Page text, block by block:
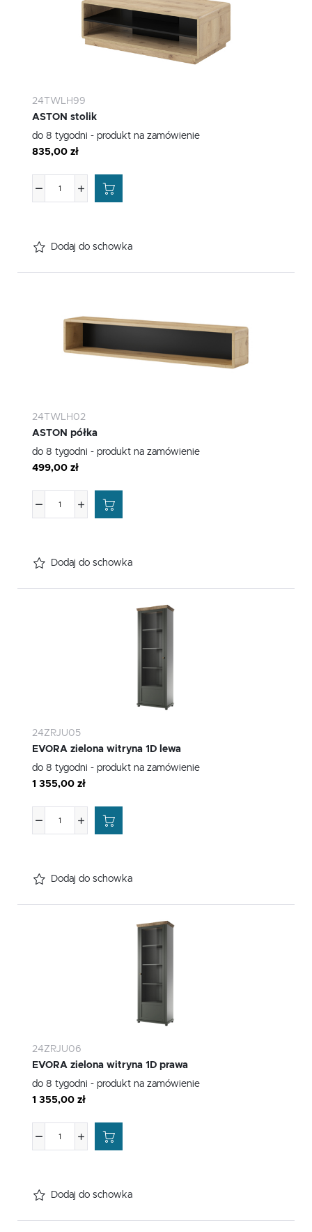
24TWLH99
ASTON stolik
do 8 tygodni - produkt na zamówienie
835,00 zł
Dodaj do schowka
24TWLH02
ASTON półka
do 8 tygodni - produkt na zamówienie
499,00 zł
Dodaj do schowka
24ZRJU05
EVORA zielona witryna 1D lewa
do 8 tygodni - produkt na zamówienie
1 355,00 zł
Dodaj do schowka
24ZRJU06
EVORA zielona witryna 1D prawa
do 8 tygodni - produkt na zamówienie
1 355,00 zł
Dodaj do schowka